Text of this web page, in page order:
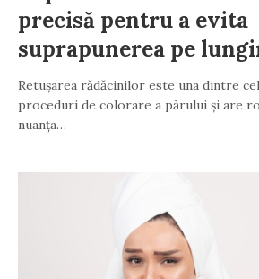
precisă pentru a evita
suprapunerea pe
Retușarea rădăcinilor este una dintre
proceduri de colorare a părului și are
nuanța…